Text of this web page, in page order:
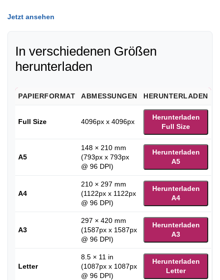
Jetzt ansehen
In verschiedenen Größen
herunterladen
PAPIERFORMAT ABMESSUNGEN HERUNTERLADEN
Full Size 4096px x 4096px
Herunterladen
Full Size
A5
148 × 210 mm
(793px x 793px
@ 96 DPI)
Herunterladen
A5
A4
210 × 297 mm
(1122px x 1122px
@ 96 DPI)
Herunterladen
A4
A3
297 × 420 mm
(1587px x 1587px
@ 96 DPI)
Herunterladen
A3
Letter
8.5 × 11 in
(1087px x 1087px
@ 96 DPI)
Herunterladen
Letter